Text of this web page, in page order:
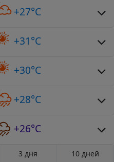
+27°C
+31°C
+30°C
+28°C
+26°C
3 дня 10 дней